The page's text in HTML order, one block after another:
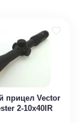
прицел Vector
2-10x40IR